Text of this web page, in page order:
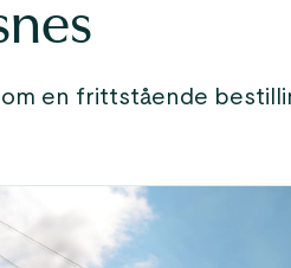
en frittstående